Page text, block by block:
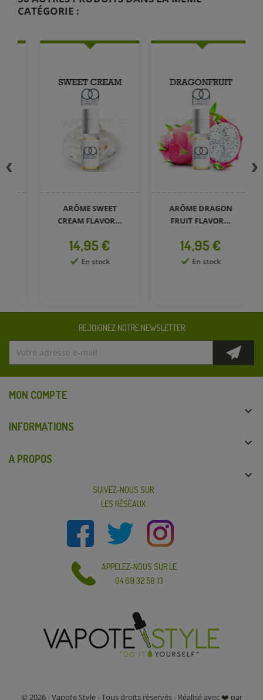
CATÉGORIE :
ARÔME SWEET
CREAM FLAVOR...
14,95 €
En stock
ARÔME DRAGON
FRUIT FLAVOR...
14,95 €
En stock
REJOIGNEZ NOTRE NEWSLETTER
MON COMPTE

INFORMATIONS

A PROPOS

SUIVEZ-NOUS SUR
LES RÉSEAUX
APPELEZ-NOUS SUR LE
04 69 32 58 13
© 2026 - Vapote Style - Tous droits réservés - Réalisé avec ❤️ par